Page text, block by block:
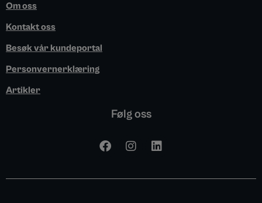
Om oss
Kontakt oss
Besøk vår kundeportal
Personvernerklæring
Artikler
Følg oss
F
a
I
n
L
i